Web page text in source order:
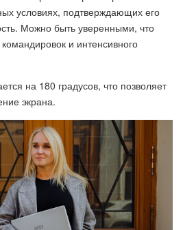
условиях, подтверждающих его
Можно быть уверенными, что
и интенсивного
на 180 градусов, что позволяет
экрана.